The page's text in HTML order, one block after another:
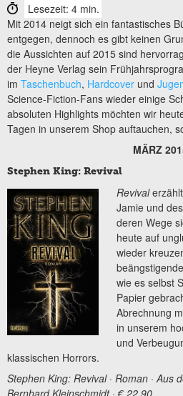
Lesezeit: 4 min.
Mit 2014 neigt sich ein fantastisches
entgegen, dennoch es gibt keinen
die Aussichten auf 2015 sind
der Heyne Verlag sein
im Taschenbuch, Hardcover und
Science-Fiction-Fans wieder einige
absoluten Highlights möchten wir
Tagen in unserem Shop auftauchen,
MÄRZ
Stephen King: Revival
Revival
Jamie und
deren Wege
heute auf
wieder
wie es selbst
Papier
Abrechnung
in unserem
und
klassischen Horrors.
Stephen King: Revival · Roman · Aus